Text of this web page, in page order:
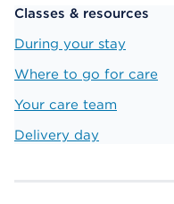
Classes & resources
During your stay
Where to go for care
Your care team
Delivery day